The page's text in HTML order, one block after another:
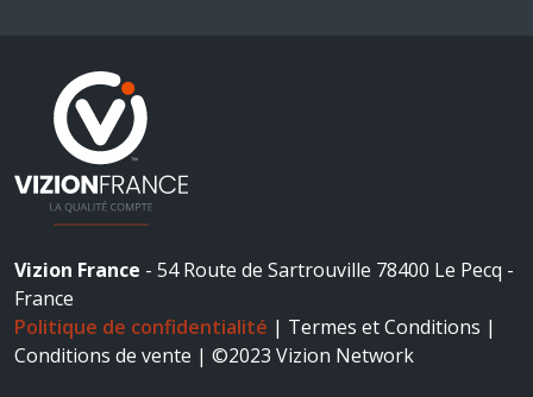
Vizion France - 54 Route de Sartrouville 78400 Le Pecq -
France
Politique de confidentialité | Termes et Conditions |
Conditions de vente | ©2023 Vizion Network